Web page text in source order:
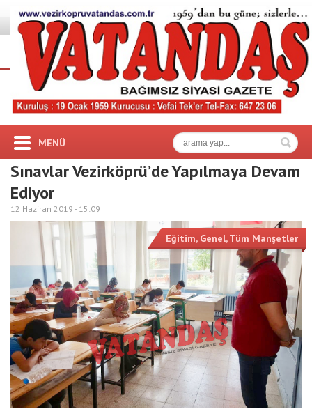
MENÜ
Sınavlar Vezirköprü’de Yapılmaya Devam
Ediyor
12 Haziran 2019 - 15:09
Eğitim, Genel,Tüm Manşetler